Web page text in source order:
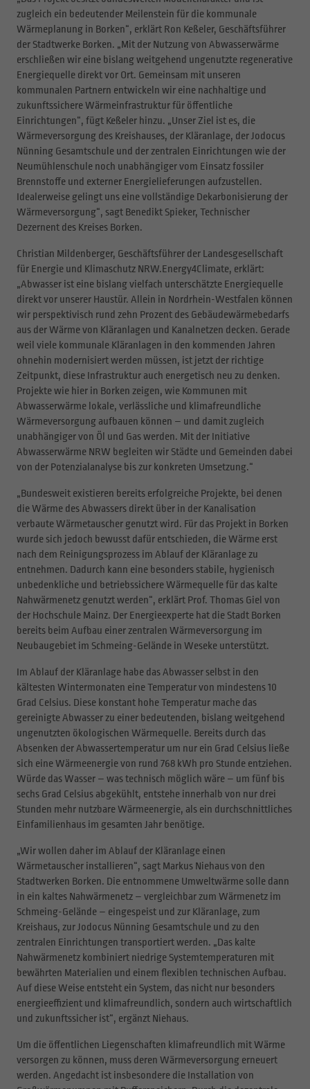
zugleich ein bedeutender Meilenstein für die kommunale
Wärmeplanung in Borken“, erklärt Ron Keßeler, Geschäftsführer
der Stadtwerke Borken. „Mit der Nutzung von Abwasserwärme
erschließen wir eine bislang weitgehend ungenutzte regenerative
Energiequelle direkt vor Ort. Gemeinsam mit unseren
kommunalen Partnern entwickeln wir eine nachhaltige und
zukunftssichere Wärmeinfrastruktur für öffentliche
Einrichtungen“, fügt Keßeler hinzu. „Unser Ziel ist es, die
Wärmeversorgung des Kreishauses, der Kläranlage, der Jodocus
Nünning Gesamtschule und der zentralen Einrichtungen wie der
Neumühlenschule noch unabhängiger vom Einsatz fossiler
Brennstoffe und externer Energielieferungen aufzustellen.
Idealerweise gelingt uns eine vollständige Dekarbonisierung der
Wärmeversorgung“, sagt Benedikt Spieker, Technischer
Dezernent des Kreises Borken.
Christian Mildenberger, Geschäftsführer der Landesgesellschaft
für Energie und Klimaschutz NRW.Energy4Climate, erklärt:
„Abwasser ist eine bislang vielfach unterschätzte Energiequelle
direkt vor unserer Haustür. Allein in Nordrhein-Westfalen können
wir perspektivisch rund zehn Prozent des Gebäudewärmebedarfs
aus der Wärme von Kläranlagen und Kanalnetzen decken. Gerade
weil viele kommunale Kläranlagen in den kommenden Jahren
ohnehin modernisiert werden müssen, ist jetzt der richtige
Zeitpunkt, diese Infrastruktur auch energetisch neu zu denken.
Projekte wie hier in Borken zeigen, wie Kommunen mit
Abwasserwärme lokale, verlässliche und klimafreundliche
Wärmeversorgung aufbauen können – und damit zugleich
unabhängiger von Öl und Gas werden. Mit der Initiative
Abwasserwärme NRW begleiten wir Städte und Gemeinden dabei
von der Potenzialanalyse bis zur konkreten Umsetzung.“
„Bundesweit existieren bereits erfolgreiche Projekte, bei denen
die Wärme des Abwassers direkt über in der Kanalisation
verbaute Wärmetauscher genutzt wird. Für das Projekt in Borken
wurde sich jedoch bewusst dafür entschieden, die Wärme erst
nach dem Reinigungsprozess im Ablauf der Kläranlage zu
entnehmen. Dadurch kann eine besonders stabile, hygienisch
unbedenkliche und betriebssichere Wärmequelle für das kalte
Nahwärmenetz genutzt werden“, erklärt Prof. Thomas Giel von
der Hochschule Mainz. Der Energieexperte hat die Stadt Borken
bereits beim Aufbau einer zentralen Wärmeversorgung im
Neubaugebiet im Schmeing-Gelände in Weseke unterstützt.
Im Ablauf der Kläranlage habe das Abwasser selbst in den
kältesten Wintermonaten eine Temperatur von mindestens 10
Grad Celsius. Diese konstant hohe Temperatur mache das
gereinigte Abwasser zu einer bedeutenden, bislang weitgehend
ungenutzten ökologischen Wärmequelle. Bereits durch das
Absenken der Abwassertemperatur um nur ein Grad Celsius ließe
sich eine Wärmeenergie von rund 768 kWh pro Stunde entziehen.
Würde das Wasser – was technisch möglich wäre – um fünf bis
sechs Grad Celsius abgekühlt, entstehe innerhalb von nur drei
Stunden mehr nutzbare Wärmeenergie, als ein durchschnittliches
Einfamilienhaus im gesamten Jahr benötige.
„Wir wollen daher im Ablauf der Kläranlage einen
Wärmetauscher installieren“, sagt Markus Niehaus von den
Stadtwerken Borken. Die entnommene Umweltwärme solle dann
in ein kaltes Nahwärmenetz – vergleichbar zum Wärmenetz im
Schmeing-Gelände – eingespeist und zur Kläranlage, zum
Kreishaus, zur Jodocus Nünning Gesamtschule und zu den
zentralen Einrichtungen transportiert werden. „Das kalte
Nahwärmenetz kombiniert niedrige Systemtemperaturen mit
bewährten Materialien und einem flexiblen technischen Aufbau.
Auf diese Weise entsteht ein System, das nicht nur besonders
energieeffizient und klimafreundlich, sondern auch wirtschaftlich
und zukunftssicher ist“, ergänzt Niehaus.
Um die öffentlichen Liegenschaften klimafreundlich mit Wärme
versorgen zu können, muss deren Wärmeversorgung erneuert
werden. Angedacht ist insbesondere die Installation von